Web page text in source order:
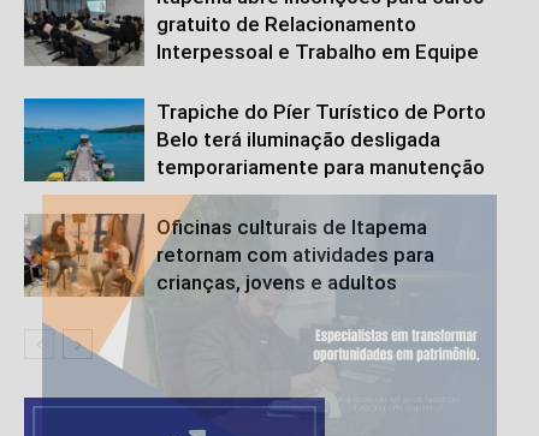
gratuito de Relacionamento
Interpessoal e Trabalho em Equipe
Trapiche do Píer Turístico de Porto
Belo terá iluminação desligada
temporariamente para manutenção
Oficinas culturais de Itapema
retornam com atividades para
crianças, jovens e adultos